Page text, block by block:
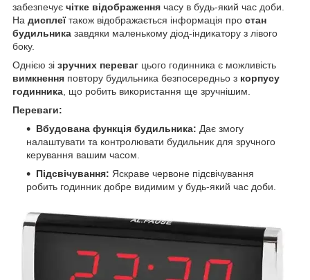
забезпечує чітке відображення часу в будь-який час доби.
На дисплеїтакож відображається інформація про стан
будильника завдяки маленькому діод-індикатору з лівого
боку.
Однією зі зручних переваг цього годинника є можливість
вимкнення повтору будильника безпосередньо з корпусу
годинника , що робить використання ще зручнішим.
Переваги:
Вбудована функція будильника: Дає змогу
налаштувати та контролювати будильник для зручного
керування вашим часом.
Підсвічування: Яскраве червоне підсвічування
робить годинник добре видимим у будь-який час доби.